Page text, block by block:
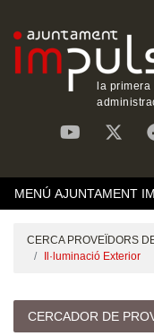
la
MENÚ AJUNTAMENT
CERCA PROVEÏDORS
Il·luminació Exterior
CERCADOR DE